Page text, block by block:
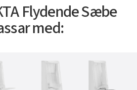
Flydende Sæbe
med: